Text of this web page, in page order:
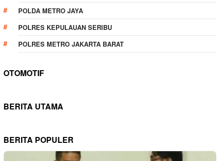
POLDA METRO JAYA
POLRES KEPULAUAN SERIBU
POLRES METRO JAKARTA BARAT
OTOMOTIF
BERITA UTAMA
BERITA POPULER